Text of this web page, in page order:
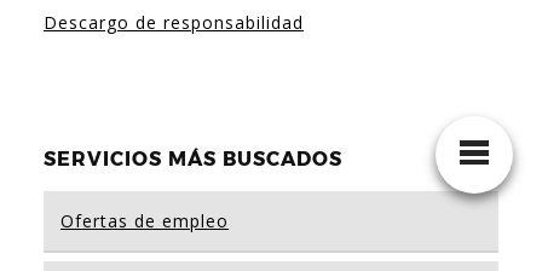
Descargo de responsabilidad
SERVICIOS MÁS BUSCADOS
Ofertas de empleo